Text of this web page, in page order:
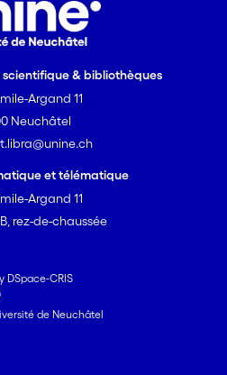
& bibliothèques
Argand 11
Neuchâtel
et télématique
Argand 11
rez-de-chaussée
DSpace-CRIS
de Neuchâtel